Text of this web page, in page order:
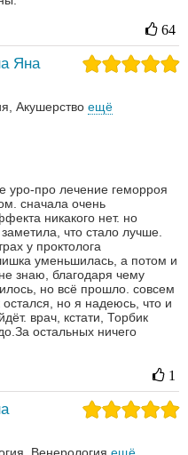
64
Яна
Акушерство ещё
уро-про лечение геморроя
сначала очень
никакого нет. но
что стало лучше.
у проктолога
уменьшилась, а потом и
знаю, благодаря чему
но всё прошло. совсем
но я надеюсь, что и
врач, кстати, Торбик
остальных ничего
1